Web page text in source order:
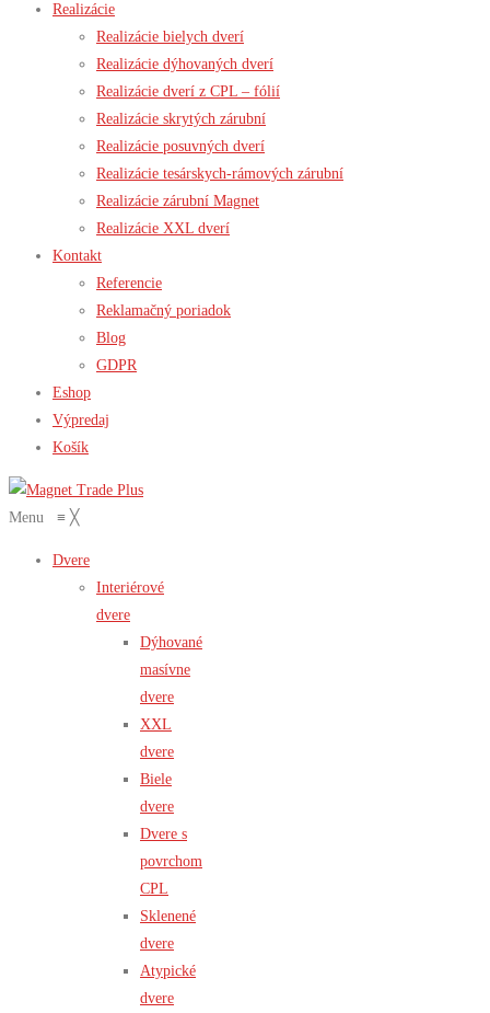
Realizácie
Realizácie bielych dverí
Realizácie dýhovaných dverí
Realizácie dverí z CPL – fólií
Realizácie skrytých zárubní
Realizácie posuvných dverí
Realizácie tesárskych-rámových zárubní
Realizácie zárubní Magnet
Realizácie XXL dverí
Kontakt
Referencie
Reklamačný poriadok
Blog
GDPR
Eshop
Výpredaj
Košík
Menu ≡ ╳
Dvere
Interiérové
dvere
Dýhované
masívne
dvere
XXL
dvere
Biele
dvere
Dvere s
povrchom
CPL
Sklenené
dvere
Atypické
dvere